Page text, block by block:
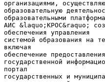
организациями,
образовательную
образовательными
АИС &laquo;КРОС&raquo;
обеспечения управления
системой образования на
включая
обеспечение
государственной
портал
государственных и